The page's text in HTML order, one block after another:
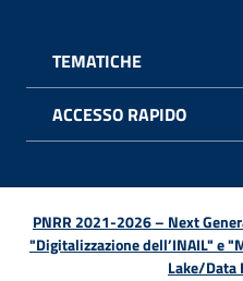
TEMATICHE
ACCESSO RAPIDO
PNRR 2021-2026 – Next
"Digitalizzazione dell’INAIL" e
Lake/Data